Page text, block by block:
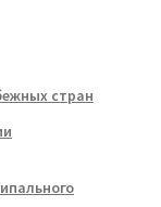
стран